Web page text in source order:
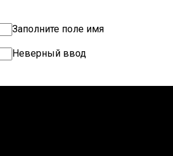
Заполните поле имя
Неверный ввод